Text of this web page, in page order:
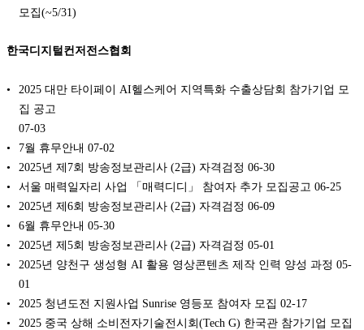
모집(~5/31)
한국디지털컨저전스협회
2025 대만 타이페이 AI헬스케어 지역특화 수출상담회 참가기업 모
집 공고
07-03
7월 휴무안내 07-02
2025년 제7회 방송정보관리사 (2급) 자격검정 06-30
서울 매력일자리 사업 「매력디디」 참여자 추가 모집공고 06-25
2025년 제6회 방송정보관리사 (2급) 자격검정 06-09
6월 휴무안내 05-30
2025년 제5회 방송정보관리사 (2급) 자격검정 05-01
2025년 양천구 생성형 AI 활용 영상콘텐츠 제작 인력 양성 과정 05-
01
2025 청년도전 지원사업 Sunrise 영등포 참여자 모집 02-17
2025 중국 상해 소비전자기술전시회(Tech G) 한국관 참가기업 모집